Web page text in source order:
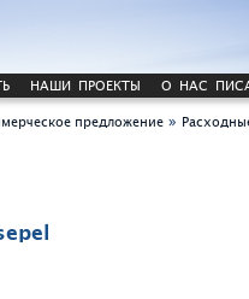
НАШИ ПРОЕКТЫ О НАС
предложение »